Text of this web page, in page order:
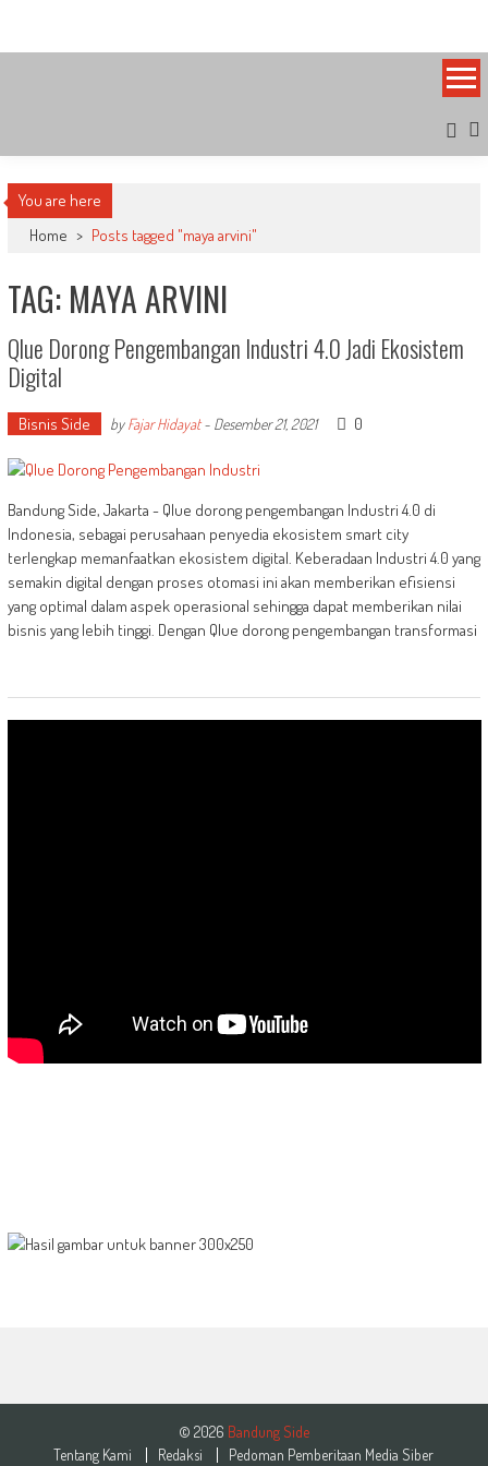
content
You are here
Home > Posts tagged "maya arvini"
TAG: MAYA ARVINI
Qlue Dorong Pengembangan Industri 4.0 Jadi Ekosistem
Digital
Bisnis Side byFajar Hidayat- Desember 21, 2021 0
Bandung Side, Jakarta - Qlue dorong pengembangan Industri 4.0 di
Indonesia, sebagai perusahaan penyedia ekosistem smart city
terlengkap memanfaatkan ekosistem digital. Keberadaan Industri 4.0 yang
semakin digital dengan proses otomasi ini akan memberikan efisiensi
yang optimal dalam aspek operasional sehingga dapat memberikan nilai
bisnis yang lebih tinggi. Dengan Qlue dorong pengembangan transformasi
© 2026 Bandung Side
Tentang Kami
Redaksi Pedoman Pemberitaan Media Siber